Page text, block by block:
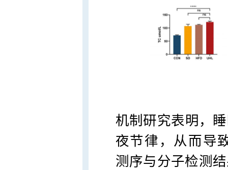
机制研究表明，
夜节律，从而导
测序与分子检测